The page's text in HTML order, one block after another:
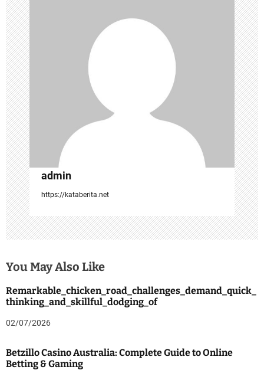
a
t
i
o
n
admin
https://kataberita.net
You May Also Like
Remarkable_chicken_road_challenges_demand_quick_
thinking_and_skillful_dodging_of
02/07/2026
Betzillo Casino Australia: Complete Guide to Online
Betting & Gaming